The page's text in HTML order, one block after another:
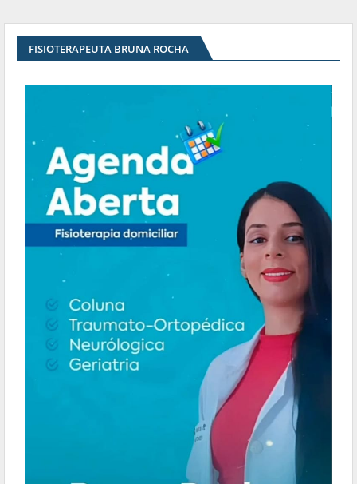
FISIOTERAPEUTA BRUNA ROCHA